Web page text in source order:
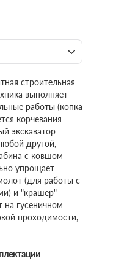
строительная
выполняет
работы (копка
корчевания
экскаватор
другой,
с ковшом
упрощает
(для работы с
и "крашер"
на гусеничном
проходимости,